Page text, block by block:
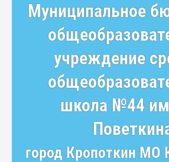
Муниципальное
учреждение
школа №44
город Кропоткин МО